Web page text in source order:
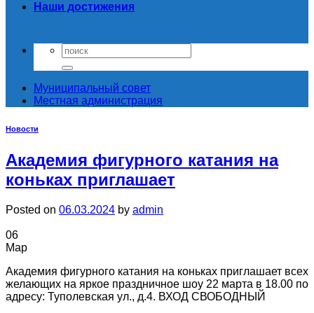
Наши достижения
Муниципальный совет
Местная администрация
Новости
Академия фигурного катания на
коньках приглашает
Posted on 06.03.2024 by admin
06
Мар
Академия фигурного катания на коньках приглашает всех
желающих на яркое праздничное шоу 22 марта в 18.00 по
адресу: Туполевская ул., д.4. ВХОД СВОБОДНЫЙ